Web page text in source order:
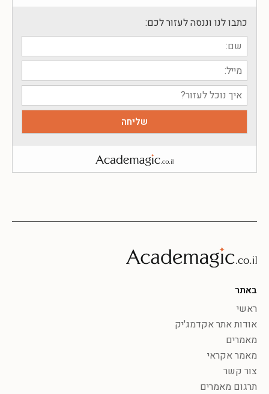
כתבו לנו וננסה לעזור לכם:
באתר
ראשי
אודות אתר אקדמג'יק
מאמרים
מאמר אקראי
צור קשר
תרגום מאמרים